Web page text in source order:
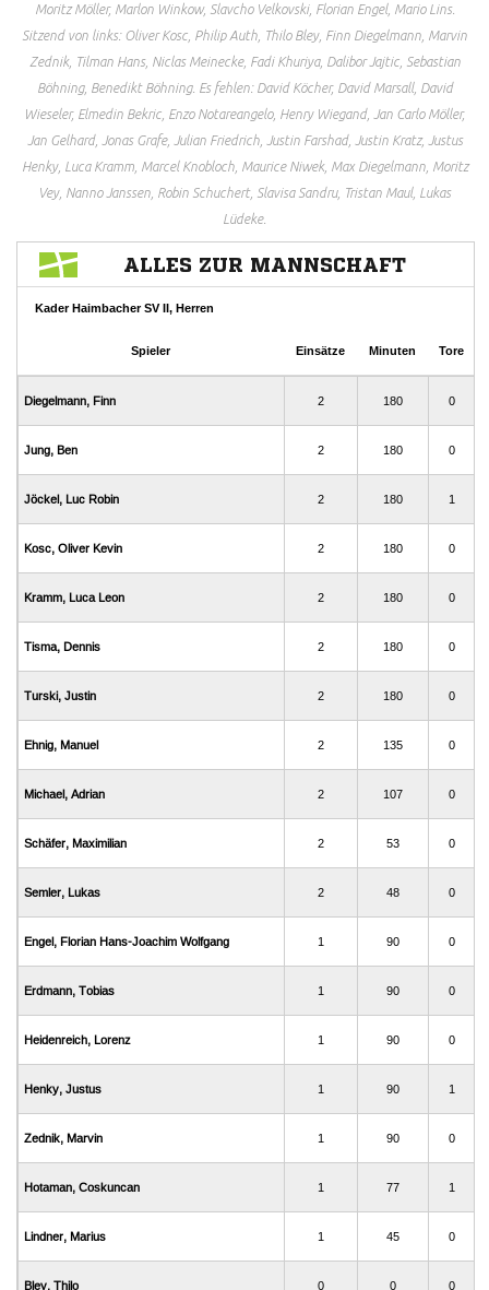
Moritz Möller, Marlon Winkow, Slavcho Velkovski, Florian Engel, Mario Lins.
Sitzend von links: Oliver Kosc, Philip Auth, Thilo Bley, Finn Diegelmann, Marvin
Zednik, Tilman Hans, Niclas Meinecke, Fadi Khuriya, Dalibor Jajtic, Sebastian
Böhning, Benedikt Böhning. Es fehlen: David Köcher, David Marsall, David
Wieseler, Elmedin Bekric, Enzo Notareangelo, Henry Wiegand, Jan Carlo Möller,
Jan Gelhard, Jonas Grafe, Julian Friedrich, Justin Farshad, Justin Kratz, Justus
Henky, Luca Kramm, Marcel Knobloch, Maurice Niwek, Max Diegelmann, Moritz
Vey, Nanno Janssen, Robin Schuchert, Slavisa Sandru, Tristan Maul, Lukas
Lüdeke.